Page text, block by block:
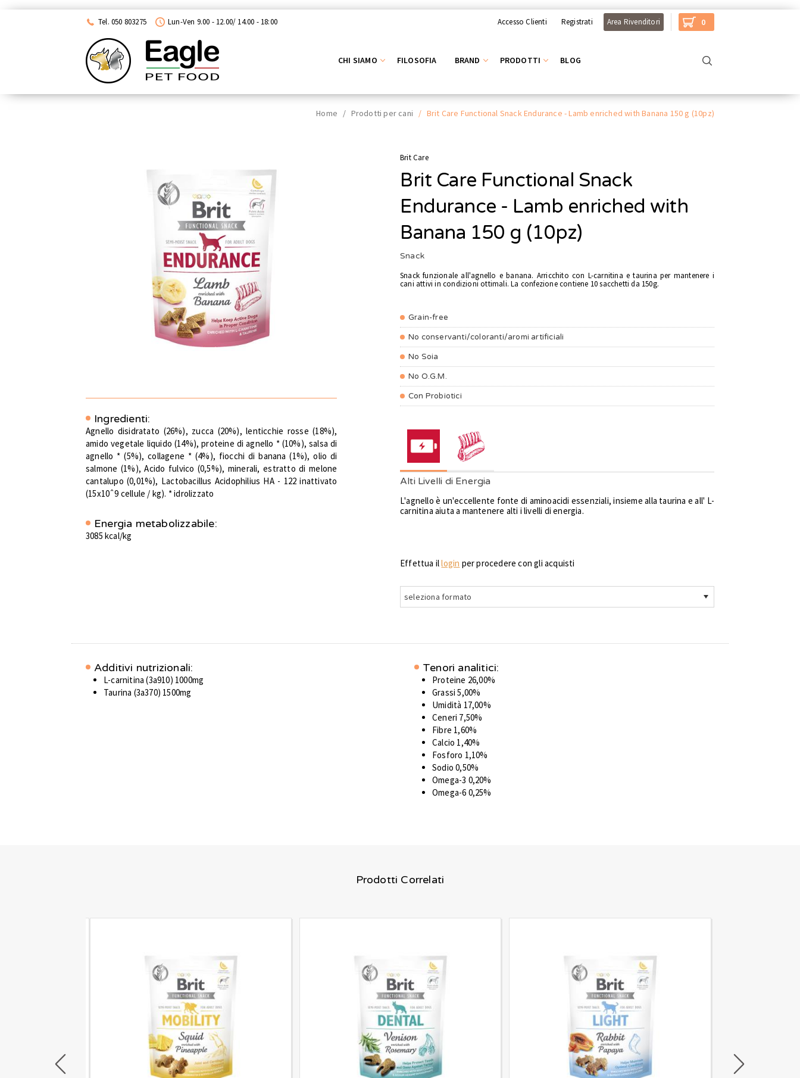
Tel. 050 803275
Lun-Ven 9.00 - 12.00/ 14.00 - 18:00 Accesso Clienti Registrati Area Rivenditori 0
CHI SIAMO FILOSOFIA BRAND PRODOTTI BLOG
Home / Prodotti per cani / Brit Care Functional Snack Endurance - Lamb enriched with Banana 150 g (10pz)
Ingredienti:
Agnello disidratato (26%), zucca (20%), lenticchie rosse (18%),
amido vegetale liquido (14%), proteine di agnello * (10%), salsa di
agnello * (5%), collagene * (4%), fiocchi di banana (1%), olio di
salmone (1%), Acido fulvico (0,5%), minerali, estratto di melone
cantalupo (0,01%), Lactobacillus Acidophilius HA - 122 inattivato
(15x10ˆ9 cellule / kg). * idrolizzato
Energia metabolizzabile:
3085 kcal/kg
Brit Care
Brit Care Functional Snack
Endurance - Lamb enriched with
Banana 150 g (10pz)
Snack
Snack funzionale all'agnello e banana. Arricchito con L-carnitina e taurina per mantenere i
cani attivi in condizioni ottimali. La confezione contiene 10 sacchetti da 150g.
Grain-free
No conservanti/coloranti/aromi artificiali
No Soia
No O.G.M.
Con Probiotici
Alti Livelli di Energia
L'agnello è un'eccellente fonte di aminoacidi essenziali, insieme alla taurina e all' L-
carnitina aiuta a mantenere alti i livelli di energia.
Effettua illogin per procedere con gli acquisti
seleziona formato
Additivi nutrizionali:
L-carnitina (3a910) 1000mg
Taurina (3a370) 1500mg
Tenori analitici:
Proteine 26,00%
Grassi 5,00%
Umidità 17,00%
Ceneri 7,50%
Fibre 1,60%
Calcio 1,40%
Fosforo 1,10%
Sodio 0,50%
Omega-3 0,20%
Omega-6 0,25%
Prodotti Correlati